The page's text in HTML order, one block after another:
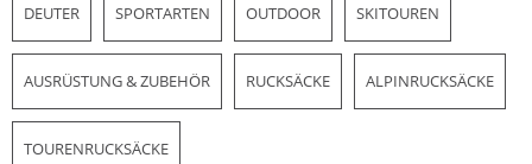
DEUTER SPORTARTEN OUTDOOR SKITOUREN
AUSRÜSTUNG & ZUBEHÖR RUCKSÄCKE ALPINRUCKSÄCKE
TOURENRUCKSÄCKE